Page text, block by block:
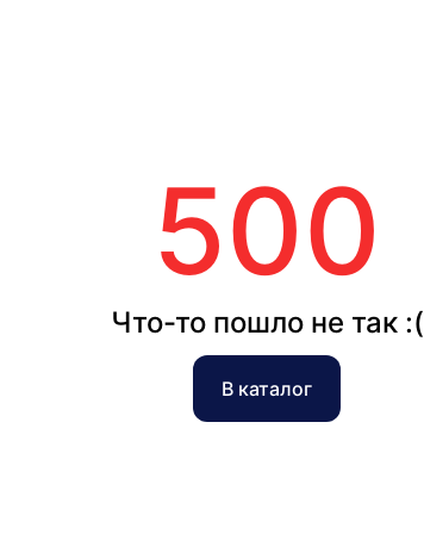
500
Что-то пошло не так :(
В каталог